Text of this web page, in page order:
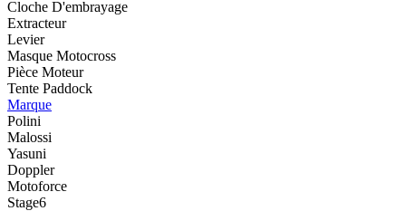
Cloche D'embrayage
Extracteur
Levier
Masque Motocross
Pièce Moteur
Tente Paddock
Marque
Polini
Malossi
Yasuni
Doppler
Motoforce
Stage6